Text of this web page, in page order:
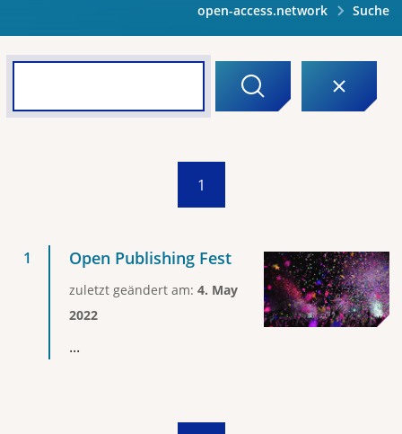
open-access.network Suche
1
Open Publishing Fest
zuletzt geändert am: 4. May
2022
...